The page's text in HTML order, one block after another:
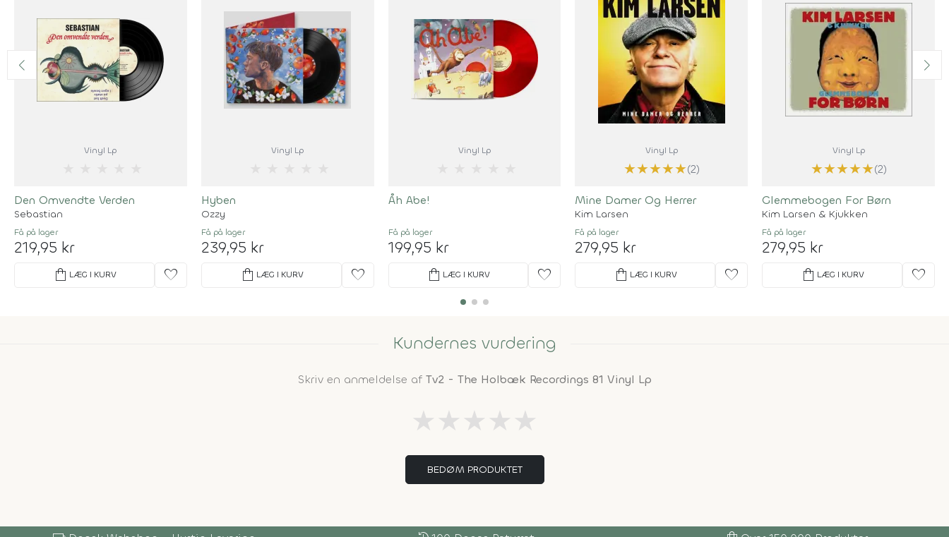
Vinyl Lp
Den Omvendte Verden
Sebastian
Få på lager
219,95 kr
shopping_bag LÆG I KURV favorite
Vinyl Lp
Hyben
Ozzy
Få på lager
239,95 kr
shopping_bag LÆG I KURV favorite
Vinyl Lp
Åh Abe!
Få på lager
199,95 kr
shopping_bag LÆG I KURV favorite
Vinyl Lp
★★★★★(2)
Mine Damer Og Herrer
Kim Larsen
Få på lager
279,95 kr
shopping_bag LÆG I KURV favorite
Vinyl Lp
★★★★★(2)
Glemmebogen For Børn
Kim Larsen & Kjukken
Få på lager
279,95 kr
shopping_bag LÆG I KURV favorite
Kundernes vurdering
Skriv en anmeldelse af Tv2 - The Holbæk Recordings 81 Vinyl Lp
★★★★★
BEDØM PRODUKTET